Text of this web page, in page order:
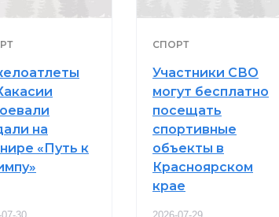
на
«Путь к
30
СПОРТ
Участники СВО
могут бесплатно
посещать
спортивные
объекты в
Красноярском
крае
2026-07-29